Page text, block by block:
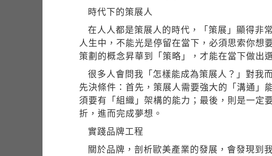
時代下的策展人
在人人都是策展人的時代，「策展」顯得非
人生中，不能光是停留在當下，必須思索你想
策劃的概念昇華到「策略」，才能在當下做出
很多人會問我「怎樣能成為策展人？」對我
先決條件：首先，策展人需要強大的「溝通」
須要有「組織」架構的能力；最後，則是一定
折，進而完成夢想。
實踐品牌工程
關於品牌，剖析歐美產業的發展，會發現到